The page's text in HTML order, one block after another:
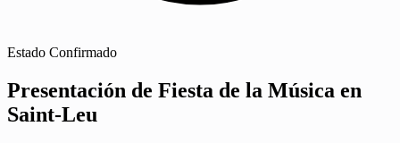
Estado Confirmado
Presentación de Fiesta de la Música en
Saint-Leu